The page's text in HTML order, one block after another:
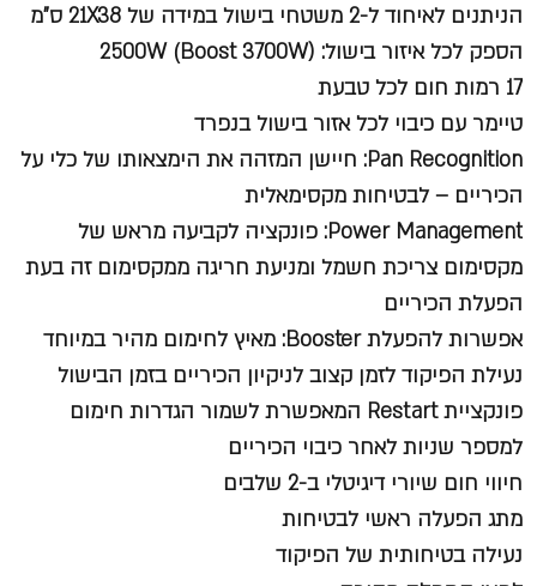
הניתנים לאיחוד ל-2 משטחי בישול במידה של 21X38 ס"מ
הספק לכל איזור בישול: (2500W (Boost 3700W
17 רמות חום לכל טבעת
טיימר עם כיבוי לכל אזור בישול בנפרד
Pan Recognition: חיישן המזהה את הימצאותו של כלי על
הכיריים – לבטיחות מקסימאלית
Power Management: פונקציה לקביעה מראש של
מקסימום צריכת חשמל ומניעת חריגה ממקסימום זה בעת
הפעלת הכיריים
אפשרות להפעלת Booster: מאיץ לחימום מהיר במיוחד
נעילת הפיקוד לזמן קצוב לניקיון הכיריים בזמן הבישול
פונקציית Restart המאפשרת לשמור הגדרות חימום
למספר שניות לאחר כיבוי הכיריים
חיווי חום שיורי דיגיטלי ב-2 שלבים
מתג הפעלה ראשי לבטיחות
נעילה בטיחותית של הפיקוד